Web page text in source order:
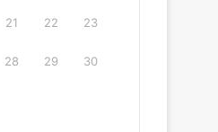
21 22 23
28 29 30